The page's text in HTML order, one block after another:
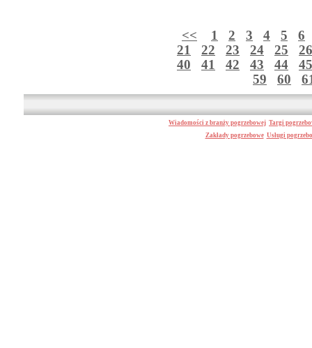
<< 1 2 3 4 5
6
21
22 23 24 25
26
40
41 42 43 44
45
59
60
Wiadomości z branży pogrzebowej Targi
Zakłady pogrzebowe Usługi